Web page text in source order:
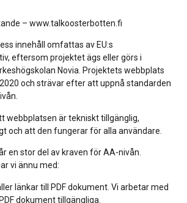
– www.talkoosterbotten.fi
innehåll omfattas av EU:s
eftersom projektet ägs eller görs i
Novia. Projektets webbplats
och strävar efter att uppnå standarden
webbplatsen är tekniskt tillgänglig,
och att den fungerar för alla användare.
en stor del av kraven för AA-nivån.
vi ännu med:
länkar till PDF dokument. Vi arbetar med
dokument tillgängliga.